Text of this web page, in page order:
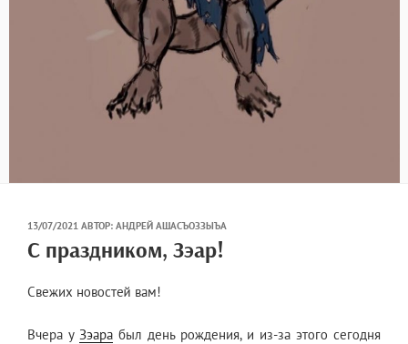
ОПУБЛИКОВАНО
13/07/2021 АВТОР: АНДРЕЙ АШАСЪОЗЗЫЪА
С праздником, Зэар!
Свежих новостей вам!
Вчера у Зэара был день рождения, и из-за этого сегодня